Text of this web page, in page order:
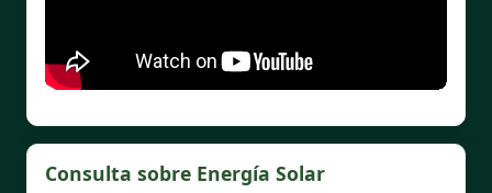
Consulta sobre Energía Solar